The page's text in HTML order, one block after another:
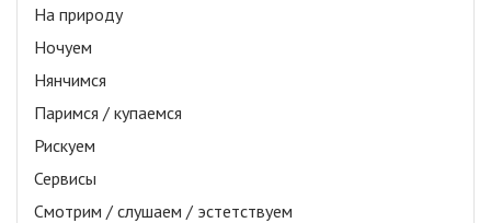
На природу
Ночуем
Нянчимся
Паримся / купаемся
Рискуем
Сервисы
Смотрим / слушаем / эстетствуем